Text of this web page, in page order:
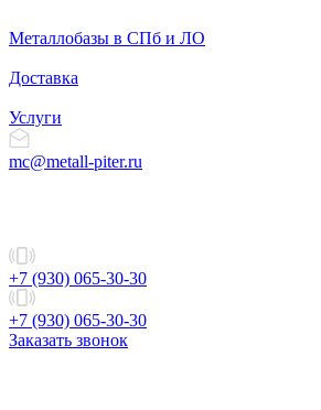
Металлобазы в СПб и ЛО
Доставка
Услуги
mc@metall-piter.ru
+7 (930) 065-30-30
+7 (930) 065-30-30
Заказать звонок